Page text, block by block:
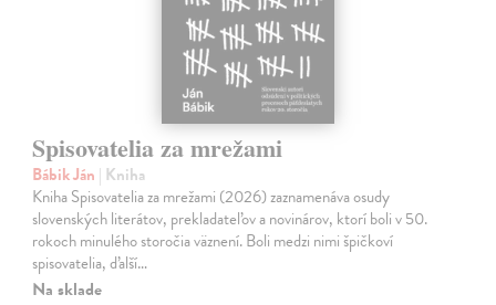
Spisovatelia za mrežami
Bábik Ján | Kniha
Kniha Spisovatelia za mrežami (2026) zaznamenáva osudy
slovenských literátov, prekladateľov a novinárov, ktorí boli v 50.
rokoch minulého storočia väznení. Boli medzi nimi špičkoví
spisovatelia, ďalší…
Na sklade